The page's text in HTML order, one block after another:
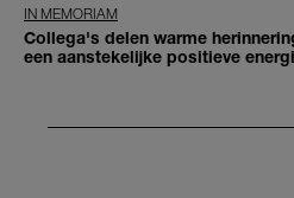
IN MEMORIAM
Collega's delen warme
een aanstekelijke positieve